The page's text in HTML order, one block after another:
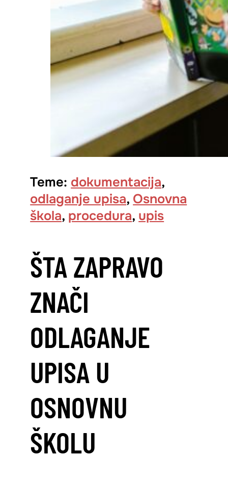
Teme: dokumentacija,
odlaganje upisa, Osnovna
škola, procedura, upis
ŠTA ZAPRAVO
ZNAČI
ODLAGANJE
UPISA U
OSNOVNU
ŠKOLU